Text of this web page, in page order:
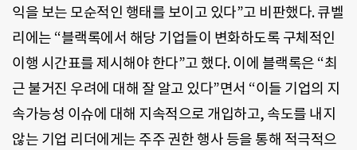
익을 보는 모순적인 행태를 보이고 있다”고 비판했다. 큐벨
리에는 “블랙록에서 해당 기업들이 변화하도록 구체적인
이행 시간표를 제시해야 한다”고 했다. 이에 블랙록은 “최
근 불거진 우려에 대해 잘 알고 있다”면서 “이들 기업의 지
속가능성 이슈에 대해 지속적으로 개입하고, 속도를 내지
않는 기업 리더에게는 주주 권한 행사 등을 통해 적극적으